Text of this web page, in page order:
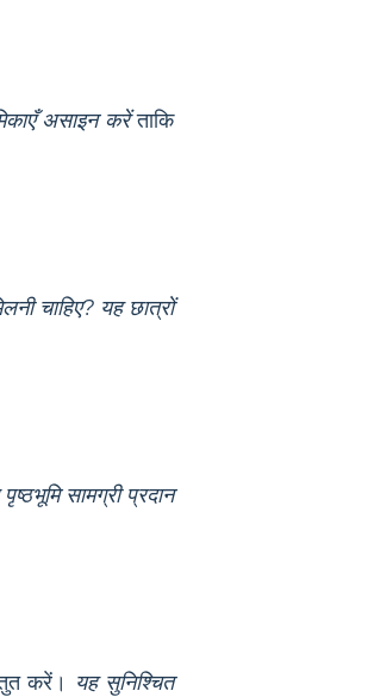
असाइन करेंताकि
चाहिए? यह छात्रों
सामग्री प्रदान
करें। यह सुनिश्चित